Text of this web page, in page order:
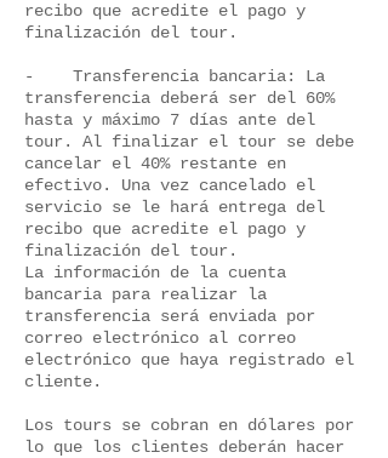
recibo que acredite el pago y
finalización del tour.
- Transferencia bancaria: La
transferencia deberá ser del 60%
hasta y máximo 7 días ante del
tour. Al finalizar el tour se debe
cancelar el 40% restante en
efectivo. Una vez cancelado el
servicio se le hará entrega del
recibo que acredite el pago y
finalización del tour.
La información de la cuenta
bancaria para realizar la
transferencia será enviada por
correo electrónico al correo
electrónico que haya registrado el
cliente.
Los tours se cobran en dólares por
lo que los clientes deberán hacer